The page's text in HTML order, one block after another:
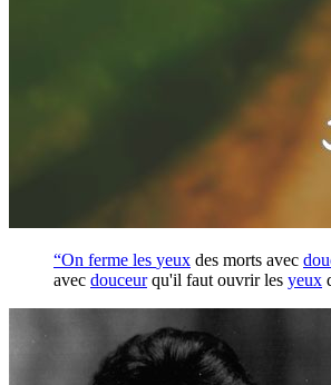
“On ferme les yeux des morts avec
avec douceurqu'il faut ouvrir les yeux